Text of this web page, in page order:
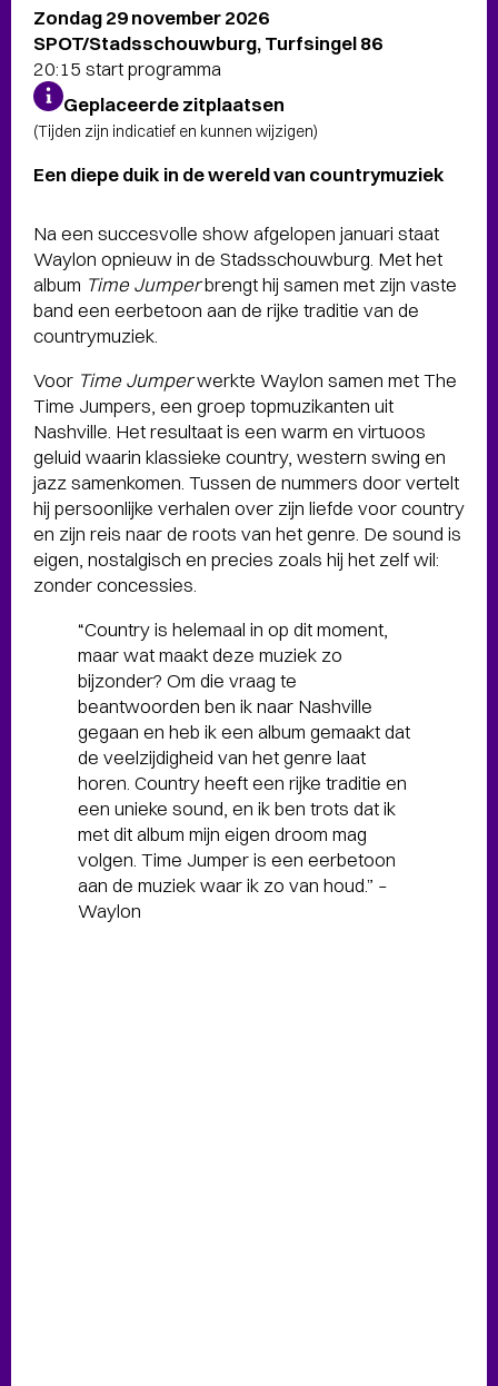
Zondag 29 november 2026
SPOT/Stadsschouwburg, Turfsingel 86
20:15 start programma
Geplaceerde zitplaatsen
(Tijden zijn indicatief en kunnen wijzigen)
Een diepe duik in de wereld van countrymuziek
Na een succesvolle show afgelopen januari staat
Waylon opnieuw in de Stadsschouwburg. Met het
album Time Jumperbrengt hij samen met zijn vaste
band een eerbetoon aan de rijke traditie van de
countrymuziek.
Voor Time Jumperwerkte Waylon samen met The
Time Jumpers, een groep topmuzikanten uit
Nashville. Het resultaat is een warm en virtuoos
geluid waarin klassieke country, western swing en
jazz samenkomen. Tussen de nummers door vertelt
hij persoonlijke verhalen over zijn liefde voor country
en zijn reis naar de roots van het genre. De sound is
eigen, nostalgisch en precies zoals hij het zelf wil:
zonder concessies.
“Country is helemaal in op dit moment,
maar wat maakt deze muziek zo
bijzonder? Om die vraag te
beantwoorden ben ik naar Nashville
gegaan en heb ik een album gemaakt dat
de veelzijdigheid van het genre laat
horen. Country heeft een rijke traditie en
een unieke sound, en ik ben trots dat ik
met dit album mijn eigen droom mag
volgen. Time Jumper is een eerbetoon
aan de muziek waar ik zo van houd.” –
Waylon